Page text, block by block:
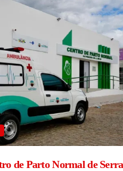
de Parto Normal de Serra